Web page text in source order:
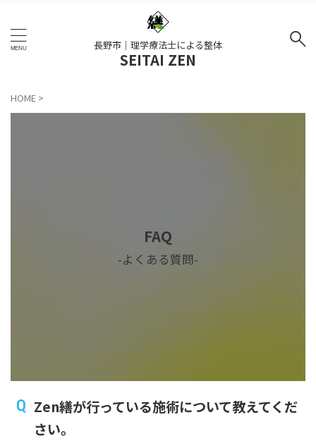
長野市｜理学療法士による整体
SEITAI ZEN
HOME >
FAQ
-よくある質問-
Zen繕が行っている施術について教えてくだ
さい。